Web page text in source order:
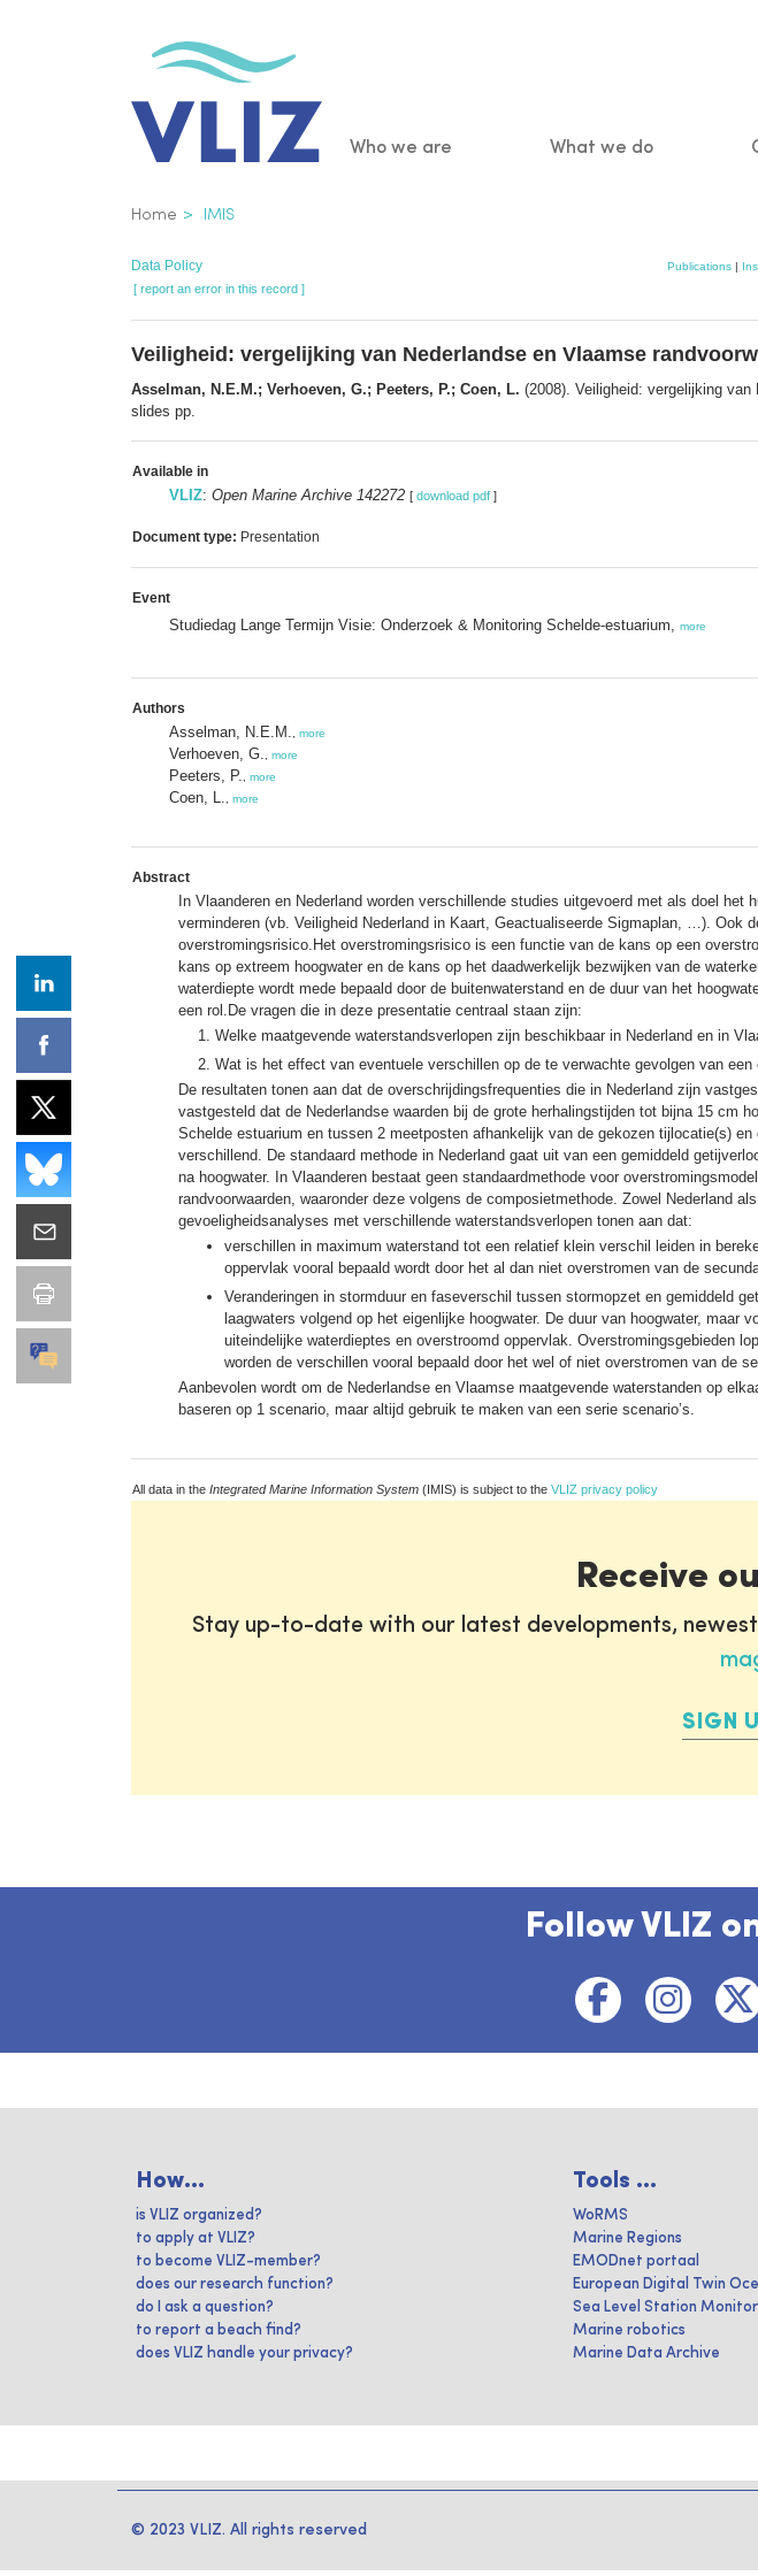
Main
Who we are What we do
Breadcrumb
Home IMIS
Data Policy Publications |
[ report an error in this record ]
Veiligheid: vergelijking van Nederlandse en Vlaamse
Asselman, N.E.M.; Verhoeven, G.; Peeters, P.; Coen, L. (2008). Veiligheid: vergelijking
slides pp.
Available in
VLIZ: Open Marine Archive 142272 [ download pdf ]
Document type: Presentation
Event
Studiedag Lange Termijn Visie: Onderzoek & Monitoring Schelde-estuarium, more
Authors
Asselman, N.E.M. more
Verhoeven, G. more
Peeters, P. more
Coen, L. more
Abstract
In Vlaanderen en Nederland worden verschillende studies uitgevoerd met als doel
verminderen (vb. Veiligheid Nederland in Kaart, Geactualiseerde Sigmaplan, …). Ook
overstromingsrisico.Het overstromingsrisico is een functie van de kans op een
kans op extreem hoogwater en de kans op het daadwerkelijk bezwijken van de
waterdiepte wordt mede bepaald door de buitenwaterstand en de duur van het
een rol.De vragen die in deze presentatie centraal staan zijn:
Welke maatgevende waterstandsverlopen zijn beschikbaar in Nederland en in
Wat is het effect van eventuele verschillen op de te verwachte gevolgen van
De resultaten tonen aan dat de overschrijdingsfrequenties die in Nederland zijn
vastgesteld dat de Nederlandse waarden bij de grote herhalingstijden tot bijna 15 cm
Schelde estuarium en tussen 2 meetposten afhankelijk van de gekozen tijlocatie(s)
verschillend. De standaard methode in Nederland gaat uit van een gemiddeld
na hoogwater. In Vlaanderen bestaat geen standaardmethode voor
randvoorwaarden, waaronder deze volgens de composietmethode. Zowel Nederland
gevoeligheidsanalyses met verschillende waterstandsverlopen tonen aan dat:
verschillen in maximum waterstand tot een relatief klein verschil leiden in
oppervlak vooral bepaald wordt door het al dan niet overstromen van de
Veranderingen in stormduur en faseverschil tussen stormopzet en gemiddeld
laagwaters volgend op het eigenlijke hoogwater. De duur van hoogwater,
uiteindelijke waterdieptes en overstroomd oppervlak. Overstromingsgebieden
worden de verschillen vooral bepaald door het wel of niet overstromen van de
Aanbevolen wordt om de Nederlandse en Vlaamse maatgevende waterstanden op
baseren op 1 scenario, maar altijd gebruik te maken van een serie scenario’s.
All data in the Integrated Marine Information System (IMIS) is subject to the VLIZ privacy policy
Receive
Stay up-to-date with our latest developments,
SIGN
Follow VLIZ
How...
is VLIZ organized?
to apply at VLIZ?
to become VLIZ-member?
does our research function?
do I ask a question?
to report a beach find?
does VLIZ handle your privacy?
Tools ...
WoRMS
Marine Regions
EMODnet portaal
European Digital Twin
Sea Level Station
Marine robotics
Marine Data Archive
© 2023 VLIZ. All rights reserved